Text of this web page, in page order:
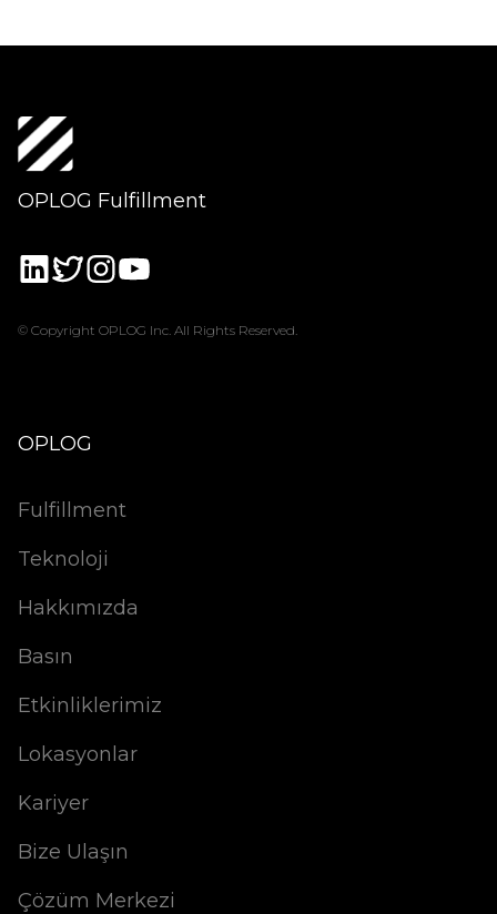
OPLOG Fulfillment
© Copyright OPLOG Inc. All Rights Reserved.
OPLOG
Fulfillment
Teknoloji
Hakkımızda
Basın
Etkinliklerimiz
Lokasyonlar
Kariyer
Bize Ulaşın
Çözüm Merkezi